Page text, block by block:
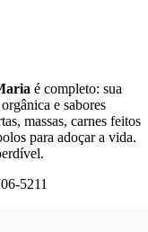
é completo: sua
e sabores
massas, carnes feitos
para adoçar a vida.
5211